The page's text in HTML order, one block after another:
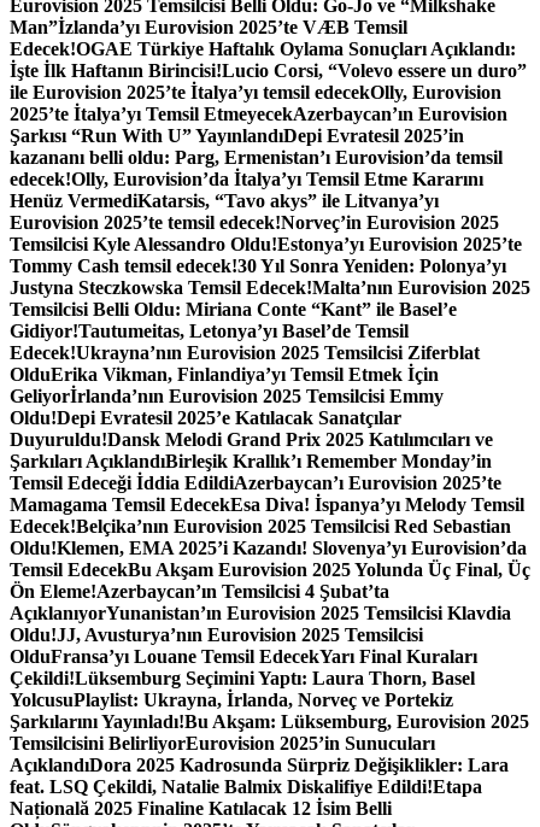
Eurovision 2025 Temsilcisi Belli Oldu: Go-Jo ve “Milkshake
Man”İzlanda’yı Eurovision 2025’te VÆB Temsil
Edecek!OGAE Türkiye Haftalık Oylama Sonuçları Açıklandı:
İşte İlk Haftanın Birincisi!Lucio Corsi, “Volevo essere un duro”
ile Eurovision 2025’te İtalya’yı temsil edecekOlly, Eurovision
2025’te İtalya’yı Temsil EtmeyecekAzerbaycan’ın Eurovision
Şarkısı “Run With U” YayınlandıDepi Evratesil 2025’in
kazananı belli oldu: Parg, Ermenistan’ı Eurovision’da temsil
edecek!Olly, Eurovision’da İtalya’yı Temsil Etme Kararını
Henüz VermediKatarsis, “Tavo akys” ile Litvanya’yı
Eurovision 2025’te temsil edecek!Norveç’in Eurovision 2025
Temsilcisi Kyle Alessandro Oldu!Estonya’yı Eurovision 2025’te
Tommy Cash temsil edecek!30 Yıl Sonra Yeniden: Polonya’yı
Justyna Steczkowska Temsil Edecek!Malta’nın Eurovision 2025
Temsilcisi Belli Oldu: Miriana Conte “Kant” ile Basel’e
Gidiyor!Tautumeitas, Letonya’yı Basel’de Temsil
Edecek!Ukrayna’nın Eurovision 2025 Temsilcisi Ziferblat
OlduErika Vikman, Finlandiya’yı Temsil Etmek İçin
Geliyorİrlanda’nın Eurovision 2025 Temsilcisi Emmy
Oldu!Depi Evratesil 2025’e Katılacak Sanatçılar
Duyuruldu!Dansk Melodi Grand Prix 2025 Katılımcıları ve
Şarkıları AçıklandıBirleşik Krallık’ı Remember Monday’in
Temsil Edeceği İddia EdildiAzerbaycan’ı Eurovision 2025’te
Mamagama Temsil EdecekEsa Diva! İspanya’yı Melody Temsil
Edecek!Belçika’nın Eurovision 2025 Temsilcisi Red Sebastian
Oldu!Klemen, EMA 2025’i Kazandı! Slovenya’yı Eurovision’da
Temsil EdecekBu Akşam Eurovision 2025 Yolunda Üç Final, Üç
Ön Eleme!Azerbaycan’ın Temsilcisi 4 Şubat’ta
AçıklanıyorYunanistan’ın Eurovision 2025 Temsilcisi Klavdia
Oldu!JJ, Avusturya’nın Eurovision 2025 Temsilcisi
OlduFransa’yı Louane Temsil EdecekYarı Final Kuraları
Çekildi!Lüksemburg Seçimini Yaptı: Laura Thorn, Basel
YolcusuPlaylist: Ukrayna, İrlanda, Norveç ve Portekiz
Şarkılarını Yayınladı!Bu Akşam: Lüksemburg, Eurovision 2025
Temsilcisini BelirliyorEurovision 2025’in Sunucuları
AçıklandıDora 2025 Kadrosunda Sürpriz Değişiklikler: Lara
feat. LSQ Çekildi, Natalie Balmix Diskalifiye Edildi!Etapa
Națională 2025 Finaline Katılacak 12 İsim Belli